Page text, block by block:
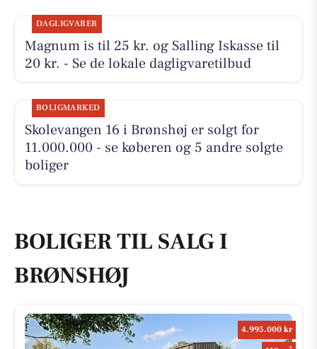
DAGLIGVARER
Magnum is til 25 kr. og Salling Iskasse til
20 kr. - Se de lokale dagligvaretilbud
BOLIGMARKED
Skolevangen 16 i Brønshøj er solgt for
11.000.000 - se køberen og 5 andre solgte
boliger
BOLIGER TIL SALG I
BRØNSHØJ
4.995.000 kr